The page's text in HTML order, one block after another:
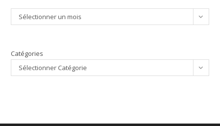
Archives
Sélectionner un mois
Catégories
Sélectionner Catégorie